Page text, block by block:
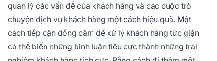
quản lý các vấn đề của khách hàng và các cuộc trò
chuyện dịch vụ khách hàng một cách hiệu quả. Một
cách tiếp cận đồng cảm để xử lý khách hàng tức giận
có thể biến những bình luận tiêu cực thành những trải